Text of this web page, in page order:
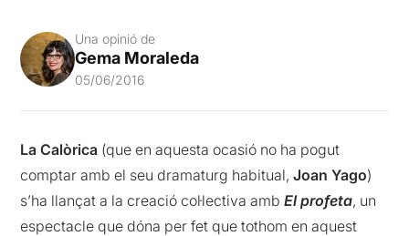
Una opinió de
Gema Moraleda
05/06/2016
La Calòrica (que en aquesta ocasió no ha pogut
comptar amb el seu dramaturg habitual,Joan Yago)
s’ha llançat a la creació col·lectiva ambEl profeta, un
espectacle que dóna per fet que tothom en aquest